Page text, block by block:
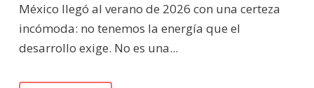
México llegó al verano de 2026 con una certeza
incómoda: no tenemos la energía que el
desarrollo exige. No es una...